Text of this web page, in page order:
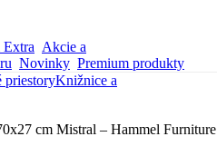
Akcie a
Novinky Premium produkty
priestoryKnižnice a